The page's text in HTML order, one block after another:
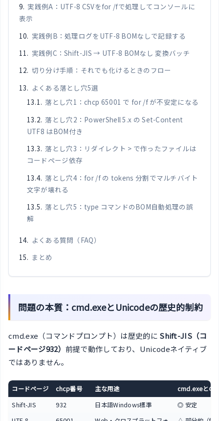
実践例A：UTF-8 CSVをfor /fで処理してコンソールに
表示
実践例B：処理ログをUTF-8 BOMなしで記録する
実践例C：Shift-JIS → UTF-8 BOMなし 変換バッチ
切り分け手順：それでも化けるときのフロー
よくある落とし穴5選
落とし穴1：chcp 65001 で for /f が不安定になる
落とし穴2：PowerShell 5.x の Set-Content
UTF8 はBOM付き
落とし穴3：リダイレクト > で作ったファイルは
コードページ依存
落とし穴4：for /f の tokens 分割でマルチバイト
文字が壊れる
落とし穴5：type コマンドのBOM自動処理の誤
解
よくある質問（FAQ）
まとめ
問題の本質：cmd.exeとUnicodeの歴史的制約
cmd.exe（コマンドプロンプト）は歴史的に Shift-JIS（コ
ードページ932） 前提で動作しており、Unicodeネイティブ
ではありません。
コードページ chcp番号 主な用途
cmd.exeとの
Shift-JIS
932 日本語Windows標準
◎ 安定